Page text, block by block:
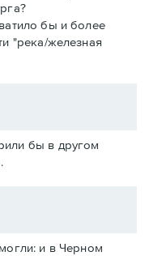
бы и более
"река/железная
бы в другом
и в Черном